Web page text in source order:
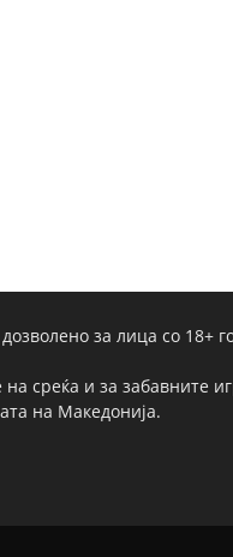
за лица со 18+
на среќа и за забавните
на Македонија.